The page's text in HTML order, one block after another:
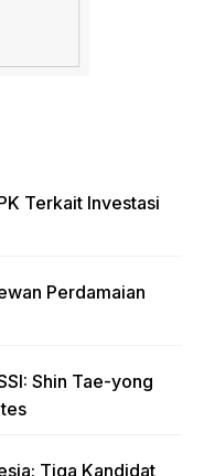
Terkait Investasi
Perdamaian
Shin Tae-yong
Tiga Kandidat